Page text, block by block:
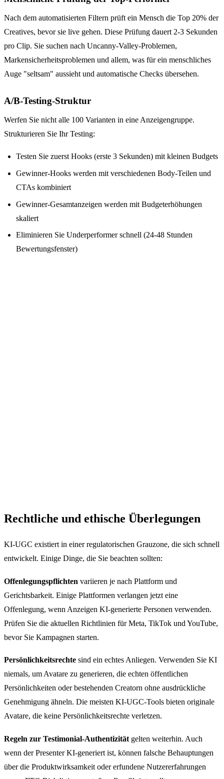
Nach dem automatisierten Filtern prüft ein Mensch die Top 20% der
Creatives, bevor sie live gehen. Diese Prüfung dauert 2-3 Sekunden
pro Clip. Sie suchen nach Uncanny-Valley-Problemen,
Markensicherheitsproblemen und allem, was für ein menschliches
Auge "seltsam" aussieht und automatische Checks übersehen.
A/B-Testing-Struktur
Werfen Sie nicht alle 100 Varianten in eine Anzeigengruppe.
Strukturieren Sie Ihr Testing:
Testen Sie zuerst Hooks (erste 3 Sekunden) mit kleinen Budgets
Gewinner-Hooks werden mit verschiedenen Body-Teilen und
CTAs kombiniert
Gewinner-Gesamtanzeigen werden mit Budgeterhöhungen
skaliert
Eliminieren Sie Underperformer schnell (24-48 Stunden
Bewertungsfenster)
Rechtliche und ethische Überlegungen
KI-UGC existiert in einer regulatorischen Grauzone, die sich schnell
entwickelt. Einige Dinge, die Sie beachten sollten:
Offenlegungspflichten variieren je nach Plattform und
Gerichtsbarkeit. Einige Plattformen verlangen jetzt eine
Offenlegung, wenn Anzeigen KI-generierte Personen verwenden.
Prüfen Sie die aktuellen Richtlinien für Meta, TikTok und YouTube,
bevor Sie Kampagnen starten.
Persönlichkeitsrechte sind ein echtes Anliegen. Verwenden Sie KI
niemals, um Avatare zu generieren, die echten öffentlichen
Persönlichkeiten oder bestehenden Creatorn ohne ausdrückliche
Genehmigung ähneln. Die meisten KI-UGC-Tools bieten originale
Avatare, die keine Persönlichkeitsrechte verletzen.
Regeln zur Testimonial-Authentizität gelten weiterhin. Auch
wenn der Presenter KI-generiert ist, können falsche Behauptungen
über die Produktwirksamkeit oder erfundene Nutzererfahrungen